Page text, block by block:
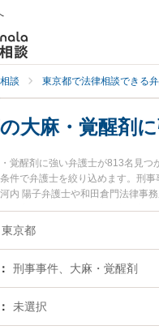
談 東京都で法律相談できる
大麻・覚醒剤
覚醒剤に強い弁護士が813名見
件で弁護士を絞り込めます。刑
内 陽子弁護士や和田倉門法律事
や夜間に発生した大麻・覚醒剤
醒剤を法律相談できる東京都内の
東京都
刑事事件、大麻・覚醒剤
未選択